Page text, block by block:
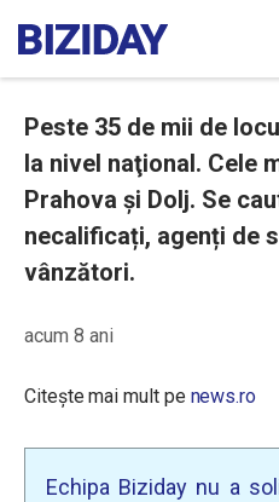
Peste 35 de mii de
la nivel naţional. Cele
Prahova și Dolj. Se
necalificați, agenți de
vânzători.
acum 8 ani
Citește mai mult pe news.ro
Echipa Biziday nu a